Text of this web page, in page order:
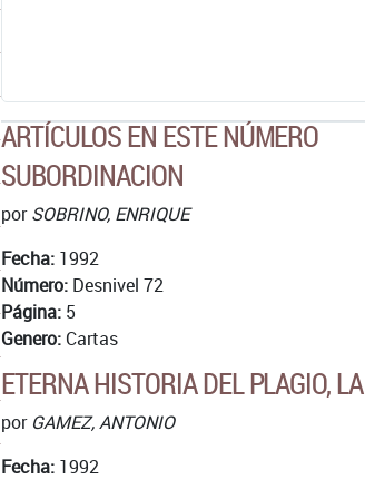
ARTÍCULOS EN ESTE NÚMERO
SUBORDINACION
porSOBRINO, ENRIQUE
Fecha: 1992
Número: Desnivel 72
Página: 5
Genero: Cartas
ETERNA HISTORIA DEL PLAGIO, LA
por GAMEZ, ANTONIO
Fecha: 1992